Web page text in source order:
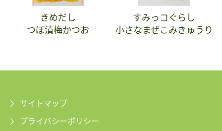
きめだし
つぼ漬梅かつお
すみっコぐらし
小さなまぜこみきゅうり
サイトマップ
プライバシーポリシー